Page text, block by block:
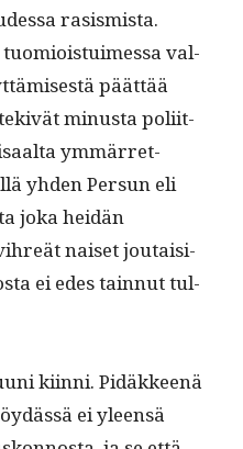
rasis­mista.
val­
päät­tää
minus­ta poli­it­
ymmär­ret­
yhden Per­sun eli
joka hei­dän
naiset joutaisi­
ei edes tain­nut tul­
kiin­ni. Pidäk­keenä
ei yleen­sä